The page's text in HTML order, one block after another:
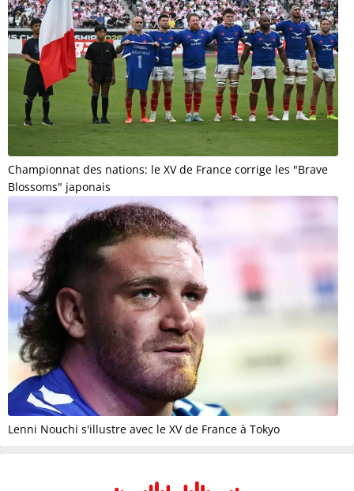
Championnat des nations: le XV de France corrige les "Brave
Blossoms" japonais
Lenni Nouchi s'illustre avec le XV de France à Tokyo